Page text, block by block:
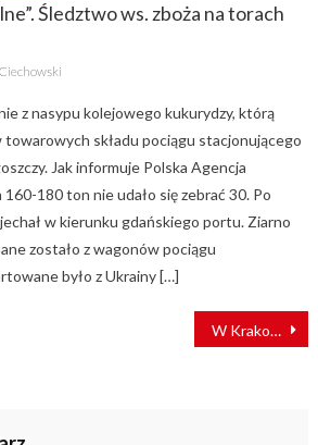
Śledztwo ws. zboża na torach
z nasypu kolejowego kukurydzy, którą
składu pociągu stacjonującego
Jak informuje Polska Agencja
180 ton nie udało się zebrać 30. Po
w kierunku gdańskiego portu. Ziarno
zostało z wagonów pociągu
było z Ukrainy […]
W Krakowie wyjedzie wyjątkowy tramwaj w Dniu Dziecka